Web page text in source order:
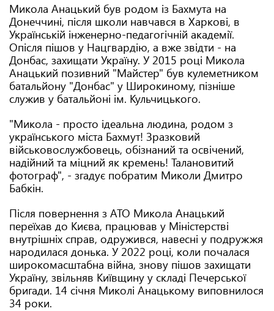
Микола Анацький був родом із Бахмута на
Донеччині, після школи навчався в Харкові, в
Українській інженерно-педагогічній академії.
Опісля пішов у Нацгвардію, а вже звідти - на
Донбас, захищати Україну. У 2015 році Микола
Анацький позивний "Майстер" був кулеметником
батальйону "Донбас" у Широкиному, пізніше
служив у батальйоні ім. Кульчицького.
"Микола - просто ідеальна людина, родом з
українського міста Бахмут! Зразковий
військовослужбовець, обізнаний та освічений,
надійний та міцний як кремень! Талановитий
фотограф", - згадує побратим Миколи Дмитро
Бабкін.
Після повернення з АТО Микола Анацький
переїхав до Києва, працював у Міністерстві
внутрішніх справ, одружився, навесні у подружжя
народилася донька. У 2022 році, коли почалася
широкомасштабна війна, знову пішов захищати
Україну, звільняв Київщину у складі Печерської
бригади. 14 січня Миколі Анацькому виповнилося
34 роки.